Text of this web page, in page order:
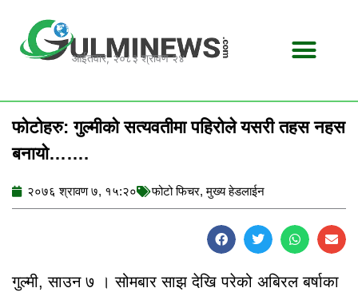
content
आईतवार, २०८३ श्रावण २४
फोटोहरु: गुल्मीको सत्यवतीमा पहिरोले यसरी तहस नहस
बनायो…….
२०७६ श्रावण ७, १५:२० फोटो फिचर,मुख्य हेडलाईन
गुल्मी, साउन ७ । सोमबार साझ देखि परेको अबिरल बर्षाका